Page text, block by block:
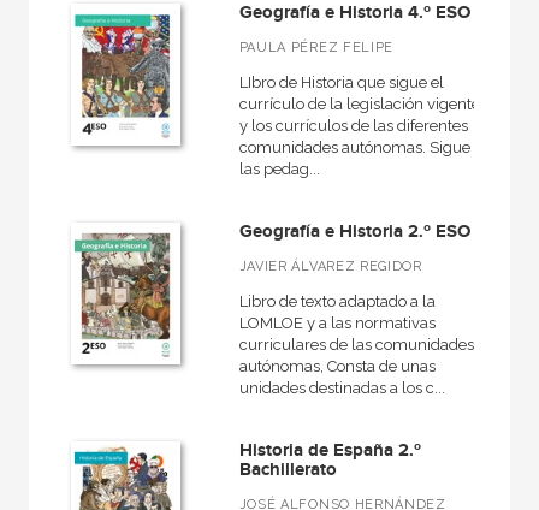
Geografía e Historia 4.º ESO
PAULA PÉREZ FELIPE
LIbro de Historia que sigue el
currículo de la legislación vigente
y los currículos de las diferentes
comunidades autónomas. Sigue
las pedag...
Geografía e Historia 2.º ESO
JAVIER ÁLVAREZ REGIDOR
Libro de texto adaptado a la
LOMLOE y a las normativas
curriculares de las comunidades
autónomas, Consta de unas
unidades destinadas a los c...
Historia de España 2.º
Bachillerato
JOSÉ ALFONSO HERNÁNDEZ